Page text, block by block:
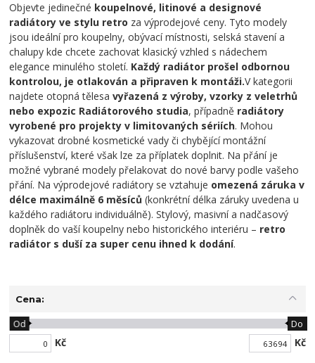
Objevte jedinečné koupelnové, litinové a designové
radiátory ve stylu retro za výprodejové ceny. Tyto modely
jsou ideální pro koupelny, obývací místnosti, selská stavení a
chalupy kde chcete zachovat klasický vzhled s nádechem
elegance minulého století. Každý radiátor prošel odbornou
kontrolou, je otlakován a připraven k montáži.V kategorii
najdete otopná tělesavyřazená z výroby, vzorky z veletrhů
nebo expozic Radiátorového studia, případně radiátory
vyrobené pro projekty v limitovaných sériích. Mohou
vykazovat drobné kosmetické vady či chybějící montážní
příslušenství, které však lze za příplatek doplnit. Na přání je
možné vybrané modely přelakovat do nové barvy podle vašeho
přání. Na výprodejové radiátory se vztahuje omezená záruka v
délce maximálně 6 měsíců(konkrétní délka záruky uvedena u
každého radiátoru individuálně).Stylový, masivní a nadčasový
doplněk do vaší koupelny nebo historického interiéru – retro
radiátor s duší za super cenu ihned k dodání.
Cena:
Kč
Od Do
Kč